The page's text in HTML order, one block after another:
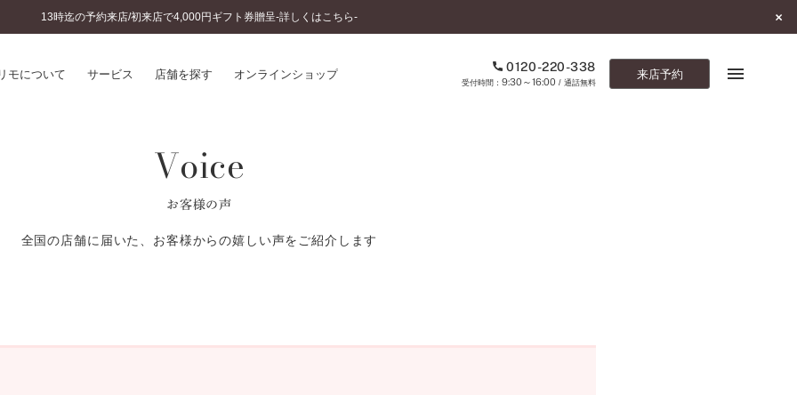
13時迄の予約来店/初来店で4,000円ギフト券贈呈-詳しくはこちら-
モについて サービス 店舗を探す オンラインショップ 0120-220-338
9:30～16:00/ 通話無料
来店予約
のこだわり
婚約指輪とは
結婚指輪とは
セットリングとは
ショップブログ
Voice
お客様の声
全国の店舗に届いた、お客様からの嬉しい声をご紹介します